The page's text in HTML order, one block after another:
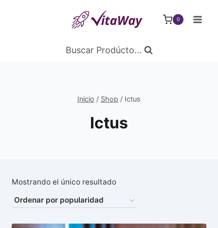
0
Buscar Prodúcto...
Inicio / Shop / Ictus
Ictus
Mostrando el único resultado